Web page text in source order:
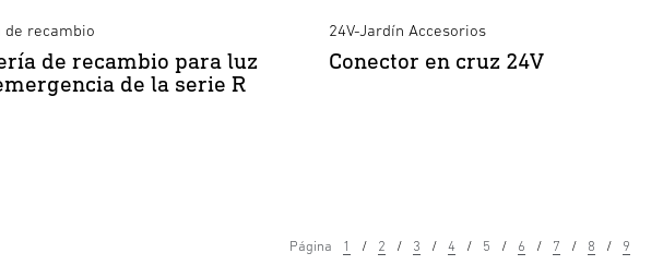
de recambio
de recambio para luz
de la serie R
24V-Jardín Accesorios
Conector en cruz 24V
Página 1 2 3 4 5 6 7 8 9